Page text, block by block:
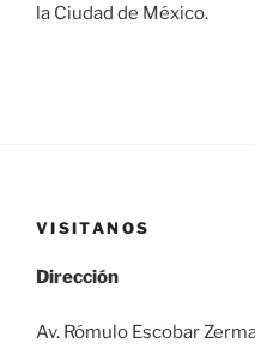
la Ciudad de México.
VISITANOS
Dirección
Av. Rómulo Escobar